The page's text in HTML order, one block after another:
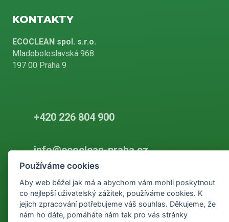
KONTAKTY
ECOCLEAN spol. s.r.o.
Mladoboleslavská 968
197 00 Praha 9
+420 226 804 900
info@ecoclean-praha.cz
Podle zákona o evidenci tržeb je prodávající povinen vystavit
kupujícímu účtenku. Zároveň je povinen zaevidovat přijatou tržbu u
správce daně online, v případě technického výpadku pak nejpozději
do 48 hodin.
Používáme cookies
Aby web běžel jak má a abychom vám mohli poskytnout
co nejlepší uživatelský zážitek, používáme cookies. K
jejich zpracování potřebujeme váš souhlas. Děkujeme, že
nám ho dáte, pomáháte nám tak pro vás stránky